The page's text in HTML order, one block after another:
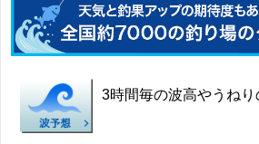
3時間毎の波高やうね